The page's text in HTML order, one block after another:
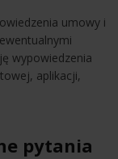
umowy i
wypowiedzenia
aplikacji,
pytania